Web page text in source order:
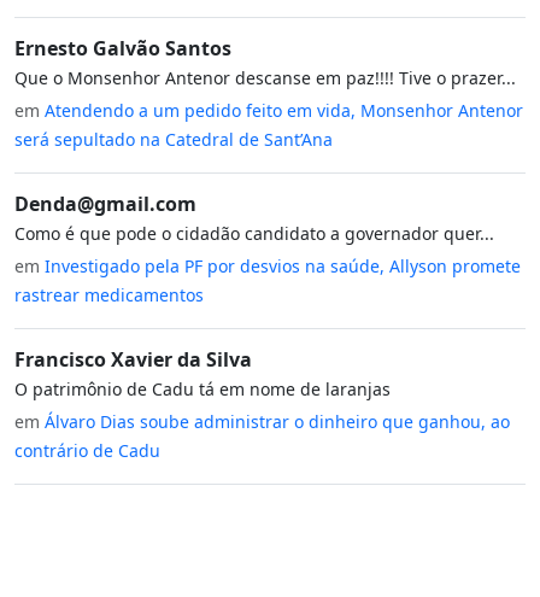
Ernesto Galvão Santos
Que o Monsenhor Antenor descanse em paz!!!! Tive o prazer...
em Atendendo a um pedido feito em vida, Monsenhor Antenor
será sepultado na Catedral de Sant’Ana
Denda@gmail.com
Como é que pode o cidadão candidato a governador quer...
em Investigado pela PF por desvios na saúde, Allyson promete
rastrear medicamentos
Francisco Xavier da Silva
O patrimônio de Cadu tá em nome de laranjas
em Álvaro Dias soube administrar o dinheiro que ganhou, ao
contrário de Cadu